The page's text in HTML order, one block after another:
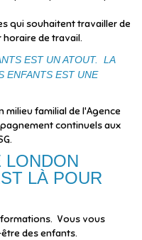
qui souhaitent travailler de
de travail.
EST UN ATOUT. LA
ENFANTS EST UNE
milieu familial de l'Agence
continuels aux
LONDON
LÀ POUR
Vous vous
des enfants.